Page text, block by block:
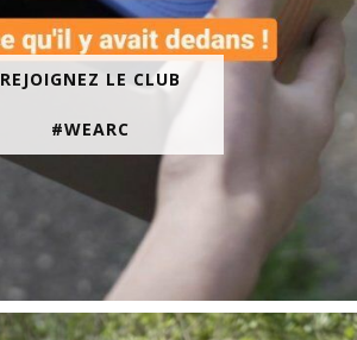
REJOIGNEZ LE CLUB
#WEARC